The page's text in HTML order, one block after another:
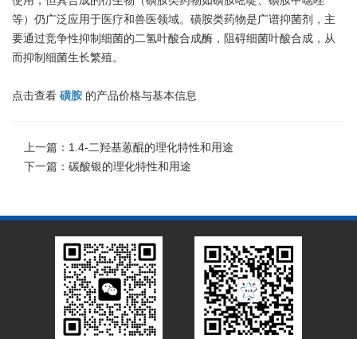
等）仍广泛应用于医疗和兽医领域。磺胺类药物是广谱抑菌剂，主
要通过竞争性抑制细菌的二氢叶酸合成酶，阻碍细菌叶酸合成，从
而抑制细菌生长繁殖。
点击查看 磺胺 的产品价格与基本信息
上一篇： 1.4-二羟基蒽醌的理化特性和用途
下一篇： 碳酸银的理化特性和用途